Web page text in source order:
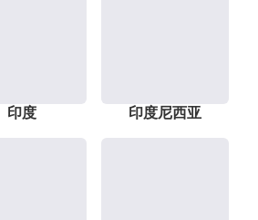
印度 印度尼西亚